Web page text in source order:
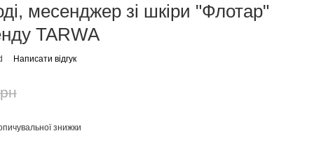
месенджер зі шкіри "Флотар"
TARWA
Написати відгук
знижки